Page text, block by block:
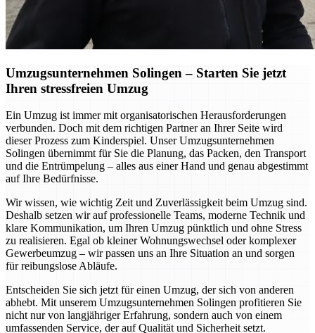
Umzugsunternehmen Solingen – Starten Sie jetzt
Ihren stressfreien Umzug
Ein Umzug ist immer mit organisatorischen Herausforderungen
verbunden. Doch mit dem richtigen Partner an Ihrer Seite wird
dieser Prozess zum Kinderspiel. Unser Umzugsunternehmen
Solingen übernimmt für Sie die Planung, das Packen, den Transport
und die Entrümpelung – alles aus einer Hand und genau abgestimmt
auf Ihre Bedürfnisse.
Wir wissen, wie wichtig Zeit und Zuverlässigkeit beim Umzug sind.
Deshalb setzen wir auf professionelle Teams, moderne Technik und
klare Kommunikation, um Ihren Umzug pünktlich und ohne Stress
zu realisieren. Egal ob kleiner Wohnungswechsel oder komplexer
Gewerbeumzug – wir passen uns an Ihre Situation an und sorgen
für reibungslose Abläufe.
Entscheiden Sie sich jetzt für einen Umzug, der sich von anderen
abhebt. Mit unserem Umzugsunternehmen Solingen profitieren Sie
nicht nur von langjähriger Erfahrung, sondern auch von einem
umfassenden Service, der auf Qualität und Sicherheit setzt.